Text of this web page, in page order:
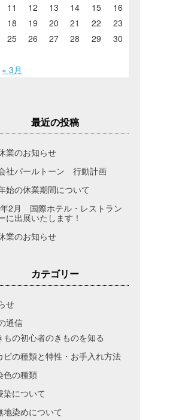
« 3月
11 12 13 14 15
16
18 19 20 21 22
23
25 26 27 28 29
30
最近の投稿
業のお知らせ
社パールトーン 行動計画
始の休業期間について
2月 国際ホテル・レストラン
に出展いたします！
業のお知らせ
カテゴリー
せ
通信
もの初心者のきものを知る
ビの種類と特性・お手入れ方法
色の種類
染について
地染めについて